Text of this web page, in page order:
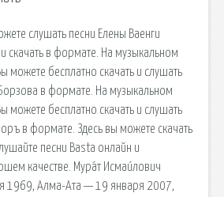
слушать песни Елены Ваенги
скачать в формате. На музыкальном
можете бесплатно скачать и слушать
в формате. На музыкальном
можете бесплатно скачать и слушать
в формате. Здесь вы можете скачать
песни Basta онлайн и
качестве. Мура́т Исмаи́лович
1969, Алма-Ата — 19 января 2007,